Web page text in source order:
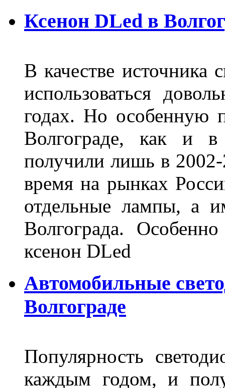
Ксенон DLed в
В качестве источника
использоваться
годах. Но особенную
Волгограде, как и
получили лишь в
время на рынках
отдельные лампы, а
Волгограда.
ксенон DLed
Автомобильные
Волгограде
Популярность
каждым годом, и